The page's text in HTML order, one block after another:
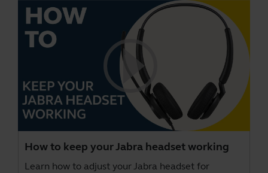
How to keep your Jabra headset working
Learn how to adjust your Jabra headset for